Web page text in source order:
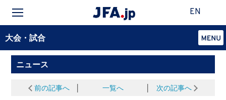
EN
大会・試合
ニュース
前の記事へ 一覧へ 次の記事へ